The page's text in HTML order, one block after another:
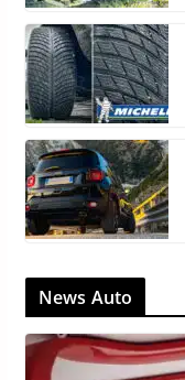
News Auto